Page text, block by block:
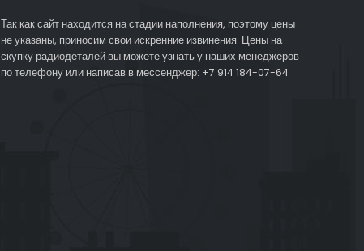
Так как сайт находится на стадии наполнения, поэтому цены
не указаны, приносим свои искренние извинения. Цены на
скупку радиодеталей вы можете узнать у наших менеджеров
по телефону или написав в мессенджер: +7 914 184-07-64